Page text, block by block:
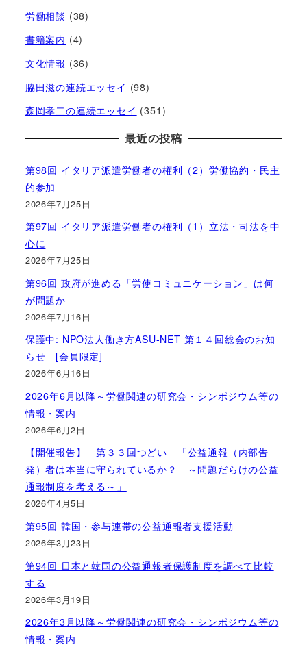
労働相談 (38)
書籍案内 (4)
文化情報 (36)
脇田滋の連続エッセイ (98)
森岡孝二の連続エッセイ (351)
最近の投稿
第98回 イタリア派遣労働者の権利（2）労働協約・民主
的参加
2026年7月25日
第97回 イタリア派遣労働者の権利（1）立法・司法を中
心に
2026年7月25日
第96回 政府が進める「労使コミュニケーション」は何
が問題か
2026年7月16日
保護中: NPO法人働き方ASU-NET 第１４回総会のお知
らせ [会員限定]
2026年6月16日
2026年6月以降～労働関連の研究会・シンポジウム等の
情報・案内
2026年6月2日
【開催報告】 第３３回つどい 「公益通報（内部告
発）者は本当に守られているか？ ～問題だらけの公益
通報制度を考える～」
2026年4月5日
第95回 韓国・参与連帯の公益通報者支援活動
2026年3月23日
第94回 日本と韓国の公益通報者保護制度を調べて比較
する
2026年3月19日
2026年3月以降～労働関連の研究会・シンポジウム等の
情報・案内